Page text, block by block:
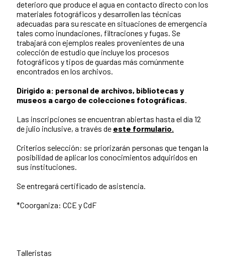
deterioro que produce el agua en contacto directo con los
materiales fotográficos y desarrollen las técnicas
adecuadas para su rescate en situaciones de emergencia
tales como inundaciones, filtraciones y fugas. Se
trabajará con ejemplos reales provenientes de una
colección de estudio que incluye los procesos
fotográficos y tipos de guardas más comúnmente
encontrados en los archivos.
Dirigido a: personal de archivos, bibliotecas y
museos a cargo de colecciones fotográficas.
Las inscripciones se encuentran abiertas hasta el día 12
de julio inclusive, a través de este formulario.
Criterios selección: se priorizarán personas que tengan la
posibilidad de aplicar los conocimientos adquiridos en
sus instituciones.
Se entregará certificado de asistencia.
*Coorganiza: CCE y CdF
Talleristas